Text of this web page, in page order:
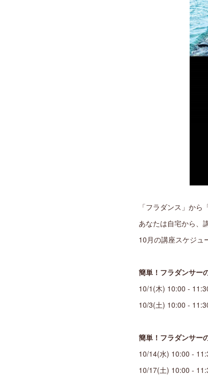
「フラダンス」から
あなたは自宅から、
10月の講座スケジュ
簡単！フラダンサー
10/1(木) 10:00 -
10/3(土) 10:00 -
簡単！フラダンサー
10/14(水) 10:00 -
10/17(土) 10:00 -